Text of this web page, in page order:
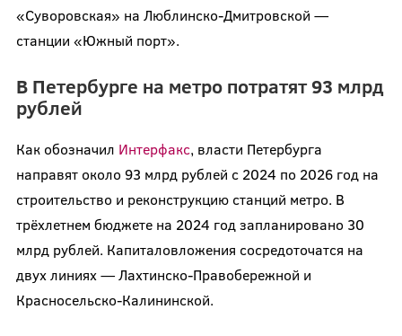
«Суворовская» на Люблинско-Дмитровской —
станции «Южный порт».
В Петербурге на метро потратят 93 млрд
рублей
Как обозначил Интерфакс, власти Петербурга
направят около 93 млрд рублей с 2024 по 2026 год на
строительство и реконструкцию станций метро. В
трёхлетнем бюджете на 2024 год запланировано 30
млрд рублей. Капиталовложения сосредоточатся на
двух линиях — Лахтинско-Правобережной и
Красносельско-Калининской.